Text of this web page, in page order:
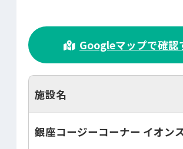
Googleマップで確認
施設名
銀座コージーコーナー イオン